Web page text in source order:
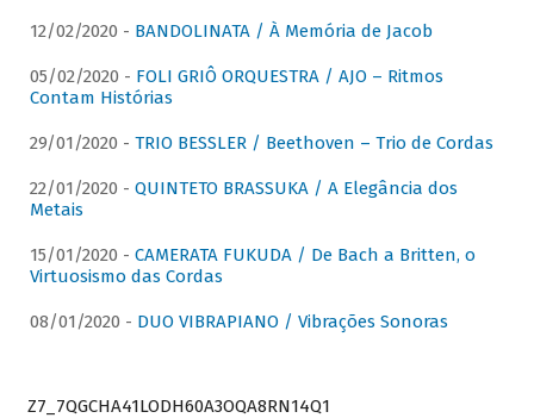
12/02/2020 - BANDOLINATA / À Memória de Jacob
05/02/2020 - FOLI GRIÔ ORQUESTRA / AJO – Ritmos
Contam Histórias
29/01/2020 - TRIO BESSLER / Beethoven – Trio de Cordas
22/01/2020 - QUINTETO BRASSUKA / A Elegância dos
Metais
15/01/2020 - CAMERATA FUKUDA / De Bach a Britten, o
Virtuosismo das Cordas
08/01/2020 - DUO VIBRAPIANO / Vibrações Sonoras
Z7_7QGCHA41LODH60A3OQA8RN14Q1